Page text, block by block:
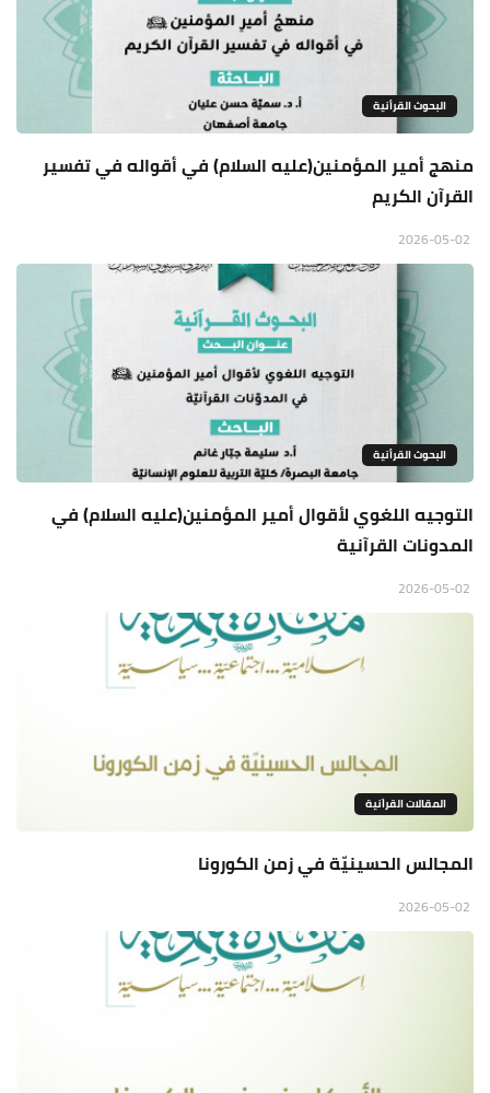
البحوث القرأنية
منهج أمير المؤمنين(عليه السلام) في أقواله في تفسير
القرآن الكريم
البحوث القرأنية
التوجيه اللغوي لأقوال أمير المؤمنين(عليه السلام) في
المدونات القرآنية
المقالات القراَنية
المجالس الحسينيّة في زمن الكورونا